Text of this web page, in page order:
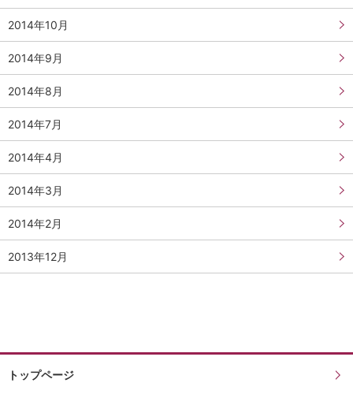
2014年10月
2014年9月
2014年8月
2014年7月
2014年4月
2014年3月
2014年2月
2013年12月
トップページ